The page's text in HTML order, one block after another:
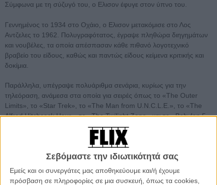
Σεβόμαστε την ιδιωτικότητά σας
Εμείς και οι συνεργάτες μας αποθηκεύουμε και/ή έχουμε
πρόσβαση σε πληροφορίες σε μια συσκευή, όπως τα cookies,
Σύμφωνα με τη σύζυγό του, ο Ελισον έφυγε στον ύπνο του.
Γεννημένος το 1934 στο Οχάιο, ο Ελισον μετακόμισε στο Λος
Αντζελες το 1962. Πολυγραφότατος, έγραψε πληθώρα διηγημάτων
και νουβέλες, τα οποία απέσπασαν κάθε πιθανό λογοτεχνικό
βραβείο του είδους, καθώς και παντώς είδους κείμενα κριτικής και
δοκίμια.
Παράλληλα, υπέγραψε πολυάριθμα σενάρια, κυρίως για την
τηλεόραση, ανάμεσα στα οποία για σειρές όπως το «The Outer
Limits», το «Star Trek», το «The Man from U.N.C.L.E.», το «The
Alfred Hitchcock Hour», το «The Twilight Zone» και το «Babylon 5».
Την ίδια στιγμή, όμως, υπήρξε παροιμιωδώς ασυμβίβαστος κι
εξαιρετικά επικριτικός και αμυντικός απέναντι στον τρόπο που
αντιμετωπιζόταν η δουλειά του από τα στούντιο και τους
παραγωγούς, κάτι που οδήγησε σε μερικές θρυλικές κόντρες του με
τη βιομηχανία του θεάματος, οι οποίες συχνά έφταναν στα
δικαστήρια.